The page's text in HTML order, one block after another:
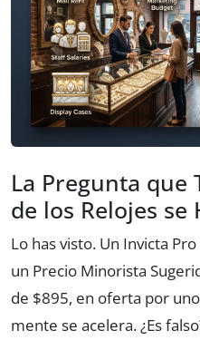
La Pregunta que
de los Relojes se
Lo has visto. Un Invicta
un Precio Minorista
de $895, en oferta por
mente se acelera. ¿Es